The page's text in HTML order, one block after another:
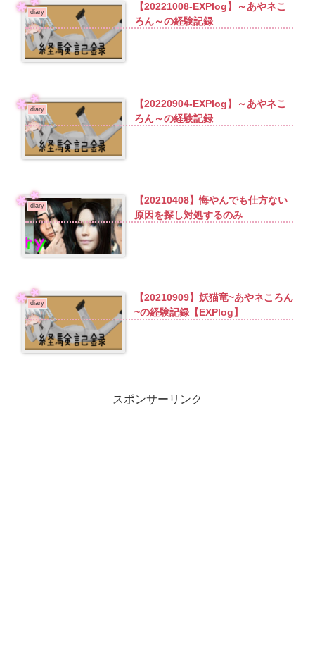
diary
【20221008-EXPlog】～あやネこ
ろん～の経験記録
diary
【20220904-EXPlog】～あやネこ
ろん～の経験記録
diary
【20210408】悔やんでも仕方ない
原因を探し対処するのみ
diary
【20210909】妖猫竜~あやネころん
~の経験記録【EXPlog】
スポンサーリンク